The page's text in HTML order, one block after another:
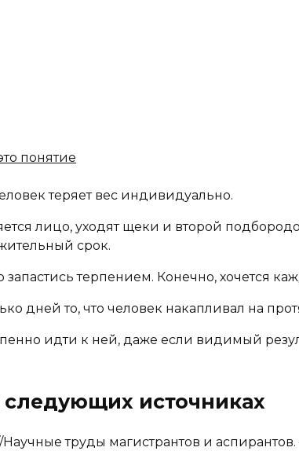
понятие
теряет вес индивидуально.
лицо, уходят щеки и второй
срок.
терпением. Конечно, хочется
дней то, что человек накапливал на
идти к ней, даже если видимый
источниках
труды магистрантов и аспирантов.